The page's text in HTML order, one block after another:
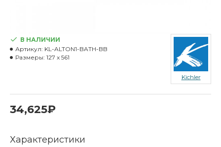
34,625₽
В НАЛИЧИИ
Артикул: KL-ALTON1-BATH-BB
Размеры: 127 x 561
Kichler
Характеристики